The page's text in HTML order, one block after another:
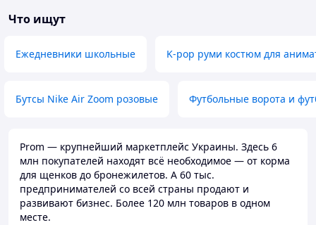
Что ищут
Ежедневники школьные K-pop руми костюм для
Бутсы Nike Air Zoom розовые Футбольные ворота и
Prom — крупнейший маркетплейс Украины. Здесь 6
млн покупателей находят всё необходимое — от корма
для щенков до бронежилетов. А 60 тыс.
предпринимателей со всей страны продают и
развивают бизнес. Более 120 млн товаров в одном
месте.